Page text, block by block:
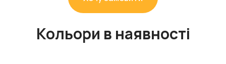
Кольори в наявності